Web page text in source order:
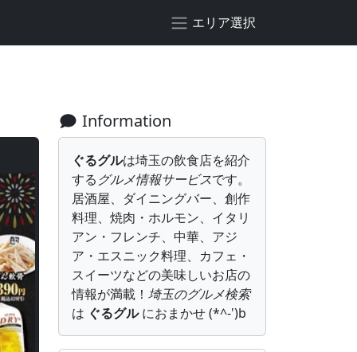
Information
ぐるグルは埼玉の飲食店を紹介
する グルメ情報サービスです。
居酒屋、ダイニングバー、創作
料理、焼肉・ホルモン、イタリ
アン・フレンチ、中華、アジ
ア・エスニック料理、カフェ・
スイーツなどの美味しいお店の
情報が満載！ 埼玉のグルメ検索
は ぐるグルにおまかせ (*^-')b
エリア選択